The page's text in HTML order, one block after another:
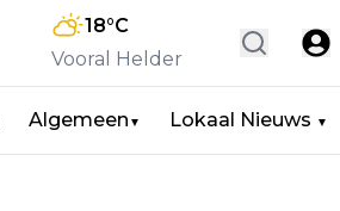
18°C
Vooral Helder
Algemeen ▼ Lokaal Nieuws ▼